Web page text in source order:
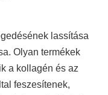
lassítása
Olyan termékek
a kollagén és az
feszesítenek,